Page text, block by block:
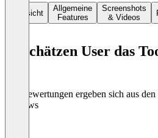
Übersicht
Allgemeine
Features
Screenshots
& Videos
So schätzen User das
Die Bewertungen ergeben sich aus
Reviews